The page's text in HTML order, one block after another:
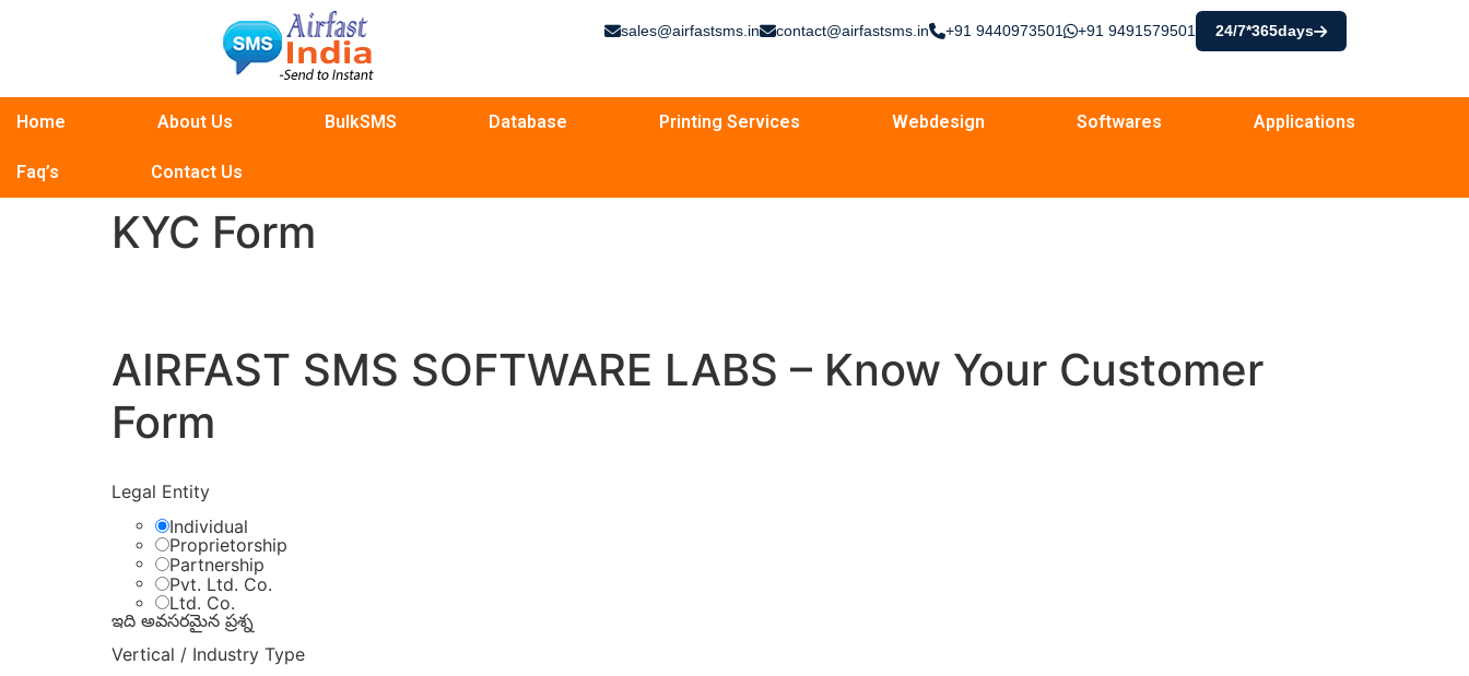
sales@airfastsms.in contact@airfastsms.in +91 9440973501 +91 9491579501 24/7*365days
Home About Us BulkSMS Database Printing Services Webdesign Softwares Applications
Faq’s Contact Us
KYC Form
AIRFAST SMS SOFTWARE LABS – Know Your Customer
Form
Legal Entity
Individual
Proprietorship
Partnership
Pvt. Ltd. Co.
Ltd. Co.
ఇది అవసరమైన ప్రశ్న
Vertical / Industry Type